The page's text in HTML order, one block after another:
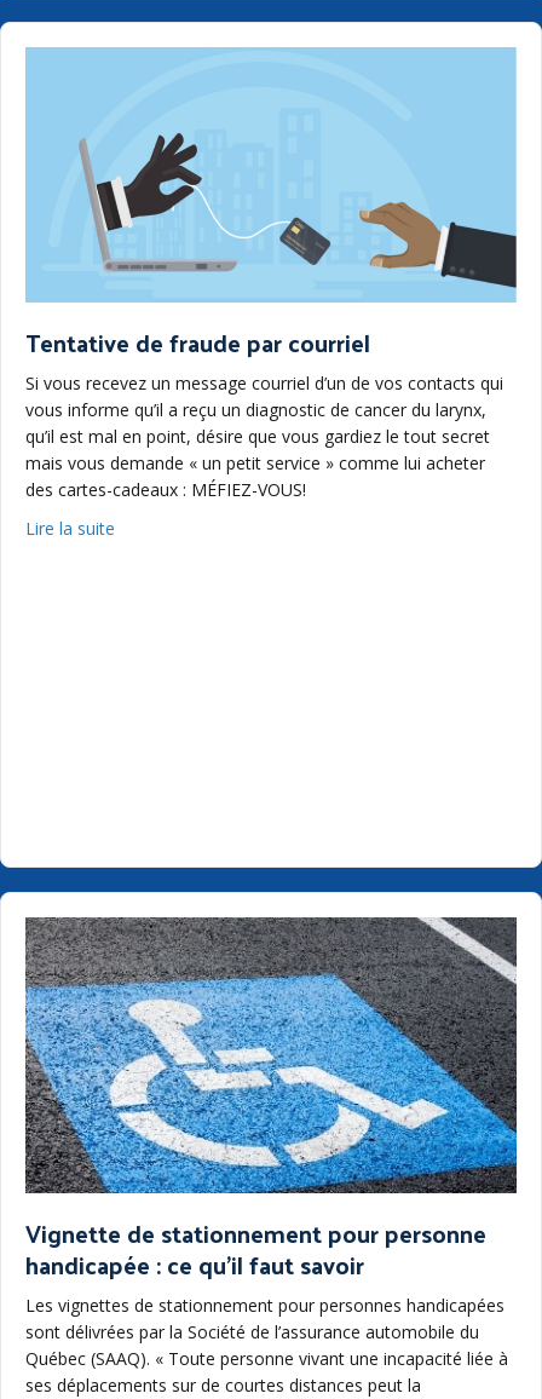
Tentative de fraude par courriel
Si vous recevez un message courriel d’un de vos contacts qui
vous informe qu’il a reçu un diagnostic de cancer du larynx,
qu’il est mal en point, désire que vous gardiez le tout secret
mais vous demande « un petit service » comme lui acheter
des cartes-cadeaux : MÉFIEZ-VOUS!
Lire la suite
Vignette de stationnement pour personne
handicapée : ce qu’il faut savoir
Les vignettes de stationnement pour personnes handicapées
sont délivrées par la Société de l’assurance automobile du
Québec (SAAQ). « Toute personne vivant une incapacité liée à
ses déplacements sur de courtes distances peut la